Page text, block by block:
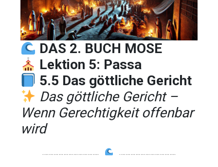
DAS 2. BUCH MOSE
Lektion 5: Passa
5.5 Das göttliche Gericht
Das göttliche Gericht –
Wenn Gerechtigkeit offenbar
wird
…………………………….. ……………………………..